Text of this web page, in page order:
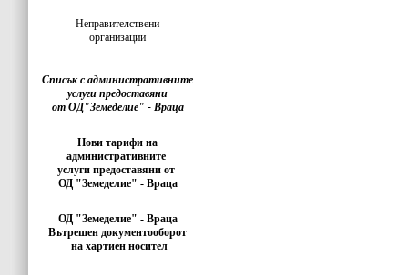
Неправителствени
организации
Списък с административните
услуги предоставяни
от ОД"Земеделие" - Враца
Нови тарифи на
административните
услуги предоставяни от
ОД "Земеделие" - Враца
ОД "Земеделие" - Враца
Вътрешен документооборот
на хартиен носител